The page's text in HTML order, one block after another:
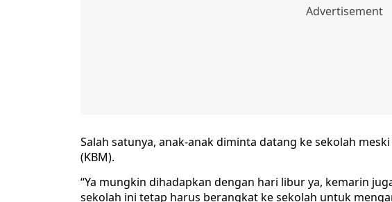
Salah satunya, anak-anak diminta datang ke sekolah
(KBM).
“Ya mungkin dihadapkan dengan hari libur ya, kemarin
sekolah ini tetap harus berangkat ke sekolah untuk